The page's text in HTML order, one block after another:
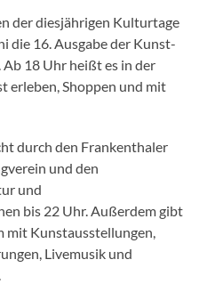
der diesjährigen Kulturtage
die 16. Ausgabe der Kunst-
18 Uhr heißt es in der
erleben, Shoppen und mit
durch den Frankenthaler
und den
und
bis 22 Uhr. Außerdem gibt
mit Kunstausstellungen,
Livemusik und